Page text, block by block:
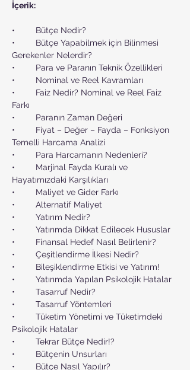
İçerik:
•	Bütçe Nedir?
•	Bütçe Yapabilmek için Bilinmesi
Gerekenler Nelerdir?
•	Para ve Paranın Teknik Özellikleri
•	Nominal ve Reel Kavramları
•	Faiz Nedir? Nominal ve Reel Faiz
Farkı
•	Paranın Zaman Değeri
•	Fiyat – Değer – Fayda – Fonksiyon
Temelli Harcama Analizi
•	Para Harcamanın Nedenleri?
•	Marjinal Fayda Kuralı ve
Hayatımızdaki Karşılıkları
•	Maliyet ve Gider Farkı
•	Alternatif Maliyet
•	Yatırım Nedir?
•	Yatırımda Dikkat Edilecek Hususlar
•	Finansal Hedef Nasıl Belirlenir?
•	Çeşitlendirme İlkesi Nedir?
•	Bileşiklendirme Etkisi ve Yatırım!
•	Yatırımda Yapılan Psikolojik Hatalar
•	Tasarruf Nedir?
•	Tasarruf Yöntemleri
•	Tüketim Yönetimi ve Tüketimdeki
Psikolojik Hatalar
•	Tekrar Bütçe Nedir!?
•	Bütçenin Unsurları
•	Bütçe Nasıl Yapılır?